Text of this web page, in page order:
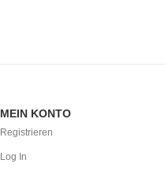
MEIN KONTO
Registrieren
Log In